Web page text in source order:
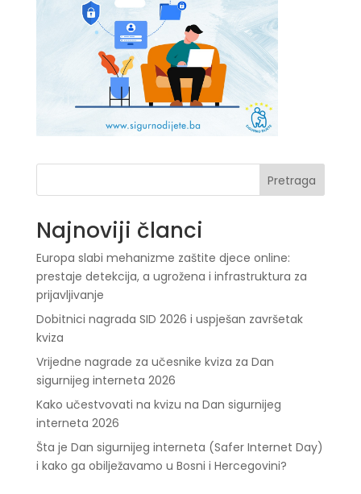
Pretraga
Najnoviji članci
Europa slabi mehanizme zaštite djece online:
prestaje detekcija, a ugrožena i infrastruktura za
prijavljivanje
Dobitnici nagrada SID 2026 i uspješan završetak
kviza
Vrijedne nagrade za učesnike kviza za Dan
sigurnijeg interneta 2026
Kako učestvovati na kvizu na Dan sigurnijeg
interneta 2026
Šta je Dan sigurnijeg interneta (Safer Internet Day)
i kako ga obilježavamo u Bosni i Hercegovini?